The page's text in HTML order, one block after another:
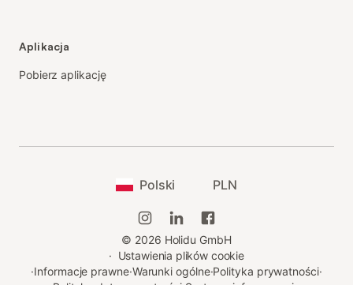
Aplikacja
Pobierz aplikację
Polski PLN
© 2026 Holidu GmbH
· Ustawienia plików cookie
·Informacje prawne·Warunki ogólne·Polityka prywatności·